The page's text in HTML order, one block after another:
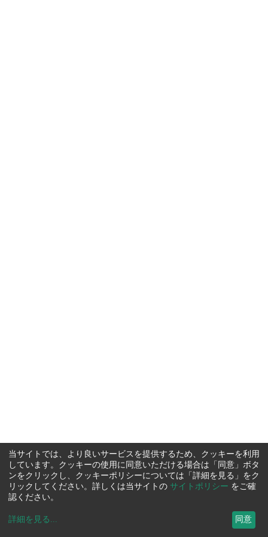
当サイトでは、より良いサービスを提供するため、クッキーを利用
しています。クッキーの使用に同意いただける場合は「同意」ボタ
ンをクリックし、クッキーポリシーについては「詳細を見る」をク
リックしてください。詳しくは当サイトの サイトポリシー をご確
認ください。
詳細を見る ... 同意